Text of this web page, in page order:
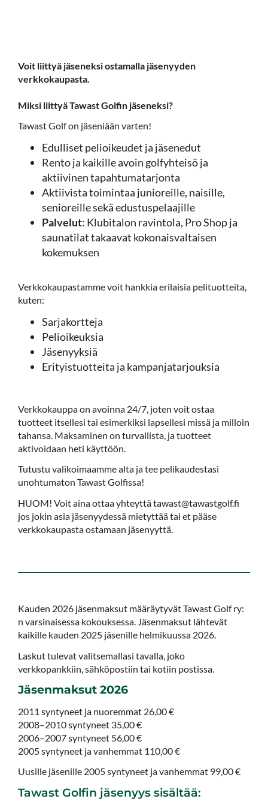
Voit liittyä jäseneksi ostamalla jäsenyyden
verkkokaupasta.
Miksi liittyä Tawast Golfin jäseneksi?
Tawast Golf on jäseniään varten!
Edulliset pelioikeudet ja jäsenedut
Rento ja kaikille avoin golfyhteisö ja
aktiivinen tapahtumatarjonta
Aktiivista toimintaa junioreille, naisille,
senioreille sekä edustuspelaajille
Palvelut: Klubitalon ravintola, Pro Shop ja
saunatilat takaavat kokonaisvaltaisen
kokemuksen
Verkkokaupastamme voit hankkia erilaisia pelituotteita,
kuten:
Sarjakortteja
Pelioikeuksia
Jäsenyyksiä
Erityistuotteita ja kampanjatarjouksia
Verkkokauppa on avoinna 24/7, joten voit ostaa
tuotteet itsellesi tai esimerkiksi lapsellesi missä ja milloin
tahansa. Maksaminen on turvallista, ja tuotteet
aktivoidaan heti käyttöön.
Tutustu valikoimaamme alta ja tee pelikaudestasi
unohtumaton Tawast Golfissa!
HUOM! Voit aina ottaa yhteyttä tawast@tawastgolf.fi
jos jokin asia jäsenyydessä mietyttää tai et pääse
verkkokaupasta ostamaan jäsenyyttä.
Kauden 2026 jäsenmaksut määräytyvät Tawast Golf ry:
n varsinaisessa kokouksessa. Jäsenmaksut lähtevät
kaikille kauden 2025 jäsenille helmikuussa 2026.
Laskut tulevat valitsemallasi tavalla, joko
verkkopankkiin, sähköpostiin tai kotiin postissa.
Jäsenmaksut 2026
2011 syntyneet ja nuoremmat 26,00 €
2008–2010 syntyneet 35,00 €
2006–2007 syntyneet 56,00 €
2005 syntyneet ja vanhemmat 110,00 €
Uusille jäsenille 2005 syntyneet ja vanhemmat 99,00 €
Tawast Golfin jäsenyys sisältää: